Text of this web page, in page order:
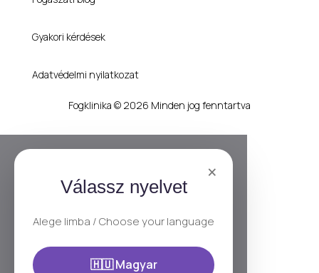
Gyakori kérdések
Adatvédelmi nyilatkozat
Fogklinika © 2026 Minden jog fenntartva
×
Válassz nyelvet
Alege limba / Choose your language
🇭🇺 Magyar